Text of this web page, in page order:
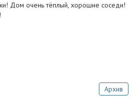
Дом очень тёплый, хорошие соседи!
Архив